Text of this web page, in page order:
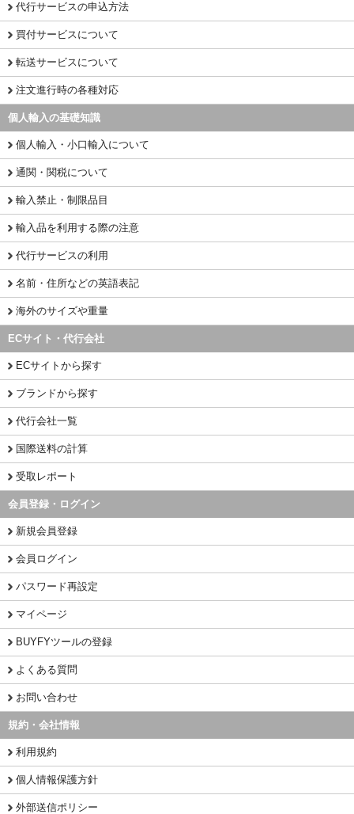
代行サービスの申込方法
買付サービスについて
転送サービスについて
注文進行時の各種対応
個人輸入の基礎知識
個人輸入・小口輸入について
通関・関税について
輸入禁止・制限品目
輸入品を利用する際の注意
代行サービスの利用
名前・住所などの英語表記
海外のサイズや重量
ECサイト・代行会社
ECサイトから探す
ブランドから探す
代行会社一覧
国際送料の計算
受取レポート
会員登録・ログイン
新規会員登録
会員ログイン
パスワード再設定
マイページ
BUYFYツールの登録
よくある質問
お問い合わせ
規約・会社情報
利用規約
個人情報保護方針
外部送信ポリシー